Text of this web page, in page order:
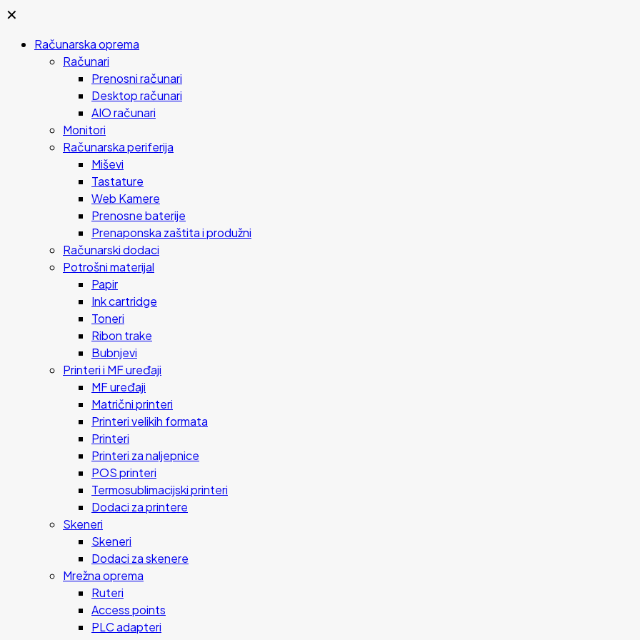
✕
Računarska oprema
Računari
Prenosni računari
Desktop računari
AIO računari
Monitori
Računarska periferija
Miševi
Tastature
Web Kamere
Prenosne baterije
Prenaponska zaštita i produžni
Računarski dodaci
Potrošni materijal
Papir
Ink cartridge
Toneri
Ribon trake
Bubnjevi
Printeri i MF uređaji
MF uređaji
Matrični printeri
Printeri velikih formata
Printeri
Printeri za naljepnice
POS printeri
Termosublimacijski printeri
Dodaci za printere
Skeneri
Skeneri
Dodaci za skenere
Mrežna oprema
Ruteri
Access points
PLC adapteri